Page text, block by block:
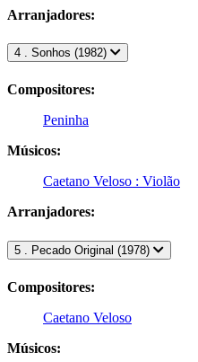
Arranjadores:
4 . Sonhos (1982)
Compositores:
Peninha
Músicos:
Caetano Veloso : Violão
Arranjadores:
5 . Pecado Original (1978)
Compositores:
Caetano Veloso
Músicos: